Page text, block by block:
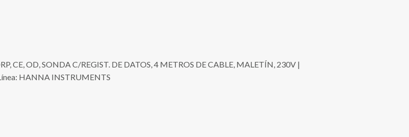
cantidad
OD, SONDA C/REGIST. DE DATOS, 4 METROS DE CABLE, MALETÍN, 230V |
HANNA INSTRUMENTS